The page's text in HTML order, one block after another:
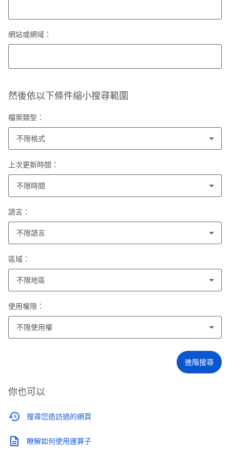
網站或網域：
然後依以下條件縮小搜尋範圍
檔案類型：
不限格式
上次更新時間：
不限時間
語言：
不限語言
區域：
不限地區
使用權限：
不限使用權
進階搜尋
你也可以
搜尋您造訪過的網頁
瞭解如何使用運算子